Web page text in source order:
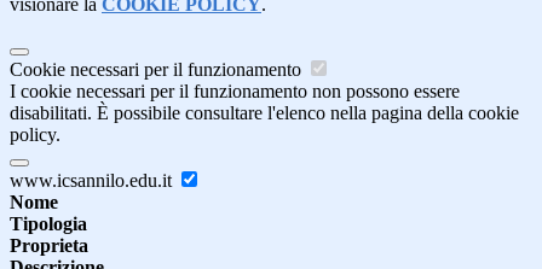
visionare la COOKIE POLICY.
Cookie necessari per il funzionamento
I cookie necessari per il funzionamento non possono essere
disabilitati. È possibile consultare l'elenco nella pagina della cookie
policy.
www.icsannilo.edu.it
Nome
Tipologia
Proprieta